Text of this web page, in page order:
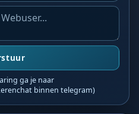
ga je naar
binnen telegram)